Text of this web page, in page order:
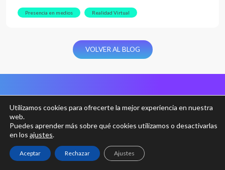
Presencia en medios Realidad Virtual
VOLVER AL BLOG
Rambla del Poblenou, 156
SÍGUENOS EN:
Utilizamos cookies para ofrecerte la mejor experiencia en nuestra
web.
Puedes aprender más sobre qué cookies utilizamos o desactivarlas
en los ajustes.
Aceptar Rechazar Ajustes